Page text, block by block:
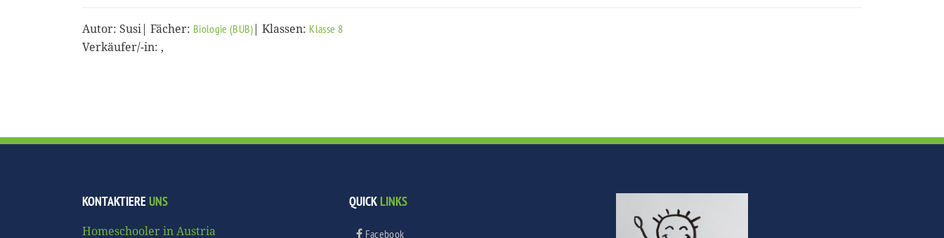
Autor: Susi| Fächer: Biologie (BUB) | Klassen: Klasse 8
Verkäufer/-in: ,
KONTAKTIEREUNS
Homeschooler in Austria
QUICKLINKS
Facebook